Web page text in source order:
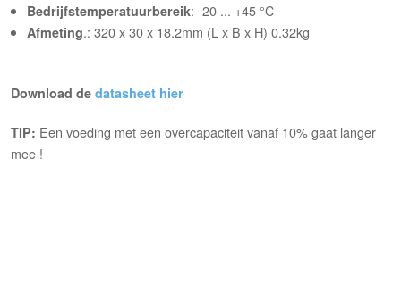
Bedrijfstemperatuurbereik: -20 ... +45 °C
Afmeting.: 320 x 30 x 18.2mm (L x B x H) 0.32kg
Download dedatasheet hier
TIP: Een voeding met een overcapaciteit vanaf 10% gaat langer
mee !